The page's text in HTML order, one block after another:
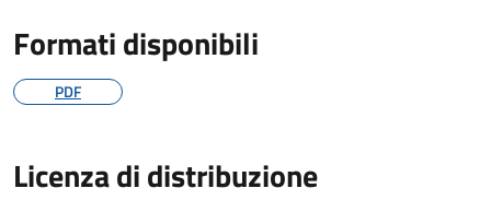
Formati disponibili
PDF
Licenza di distribuzione